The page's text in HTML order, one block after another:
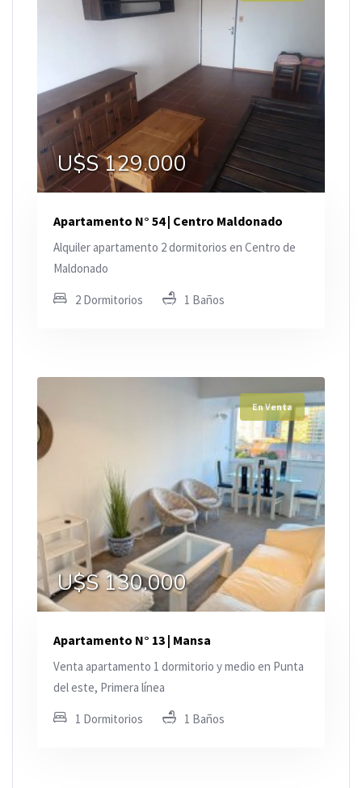
U$S 129.000
Apartamento N° 54 | Centro Maldonado
Alquiler apartamento 2 dormitorios en Centro de
Maldonado
2 Dormitorios 1 Baños
En Venta
U$S 130.000
Apartamento N° 13 | Mansa
Venta apartamento 1 dormitorio y medio en Punta
del este, Primera línea
1 Dormitorios 1 Baños